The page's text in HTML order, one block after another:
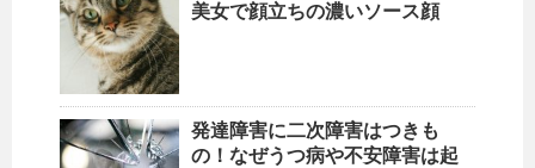
美女で顔立ちの濃いソース顔
発達障害に二次障害はつきも
の！なぜうつ病や不安障害は起